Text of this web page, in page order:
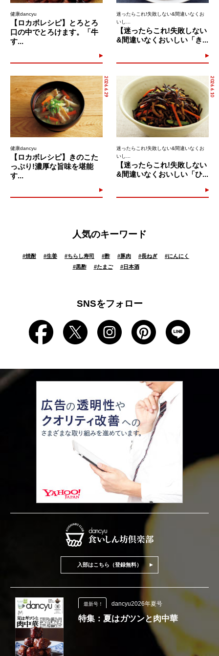
健康dancyu
【ロカボレシピ】とろとろ
口の中でとろけます。「牛
す...
迷ったらこれ!失敗しない&間違いなくお
いし...
【迷ったらこれ!失敗しない
&間違いなくおいしい「き...
2026.6.29
健康dancyu
【ロカボレシピ】きのこた
っぷり!濃厚な旨味を堪能
す...
2026.6.10
迷ったらこれ!失敗しない&間違いなくお
いし...
【迷ったらこれ!失敗しない
&間違いなくおいしい「ひ...
人気のキーワード
#焼酎 #生姜 #ちらし寿司 #酢 #豚肉 #長ねぎ #にんにく
#黒酢 #たまご #日本酒
SNSをフォロー
入部はこちら（登録無料）
最新号！ dancyu2026年夏号
特集：夏はガツンと肉中華